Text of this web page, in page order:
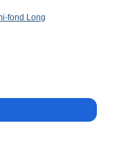
fond Long